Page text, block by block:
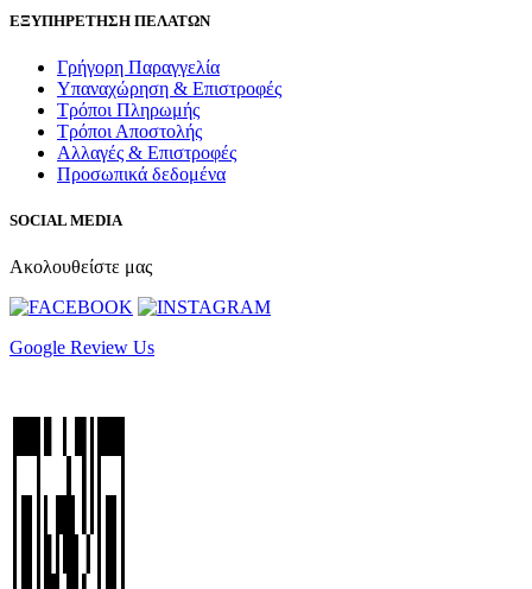
ΕΞΥΠΗΡΕΤΗΣΗ ΠΕΛΑΤΩΝ
Γρήγορη Παραγγελία
Υπαναχώρηση & Επιστροφές
Τρόποι Πληρωμής
Τρόποι Αποστολής
Αλλαγές & Επιστροφές
Προσωπικά δεδομένα
SOCIAL MEDIA
Ακολουθείστε μας
Google Review Us